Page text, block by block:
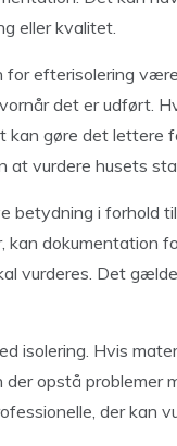
eller kvalitet.
for efterisolering
det er udført.
gøre det lettere
at vurdere husets
betydning i forhold
kan dokumentation
vurderes. Det
isolering. Hvis
opstå
der kan